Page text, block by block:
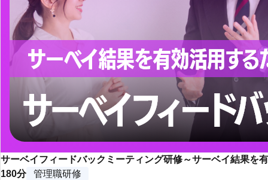
サーベイフィードバックミーティング研修～サーベイ結果を
180分
管理職研修